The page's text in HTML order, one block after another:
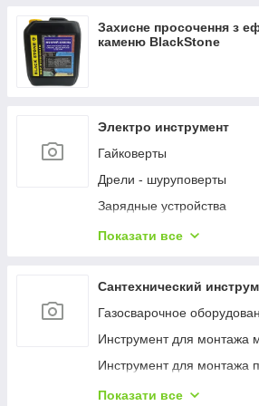
Вологоміри деревини
NPK, елементний склад
Температура ґрунту
Вологість ґрунту
Люмінометр
Захисне просочення з
каменю BlackStone
Электро инструмент
Гайковерты
Дрели - шуруповерты
Зарядные устройства
Наборы
Пистолеты
Пылесосы
Шлифмашины
Шуруповерты
Показати все
Сантехнический
Газосварочное
Инструмент для монтажа
Инструмент для монтажа
Инструмент для монтажа
Показати все